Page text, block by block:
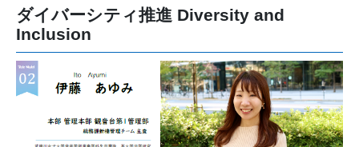
ダイバーシティ推進 Diversity and
Inclusion